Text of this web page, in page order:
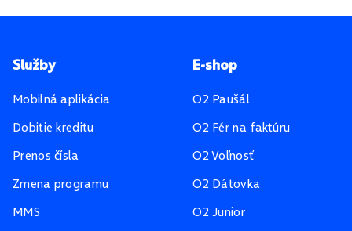
Pätička stránky
Služby
Mobilná aplikácia
Dobitie kreditu
Prenos čísla
Zmena programu
MMS
E-shop
O2 Paušál
O2 Fér na faktúru
O2 Voľnosť
O2 Dátovka
O2 Junior